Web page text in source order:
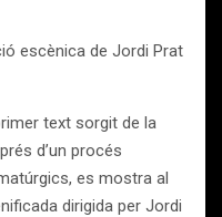
escènica de Jordi Prat
text sorgit de la
d’un procés
es mostra al
dirigida per Jordi